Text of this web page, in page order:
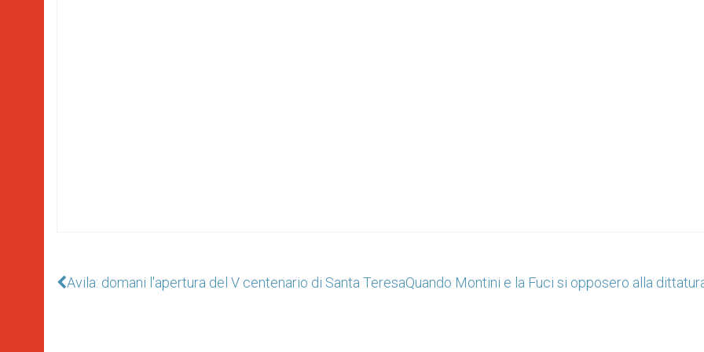
Avila: domani l'apertura del V centenario di Santa TeresaQuando Montini e la Fuci si opposero alla